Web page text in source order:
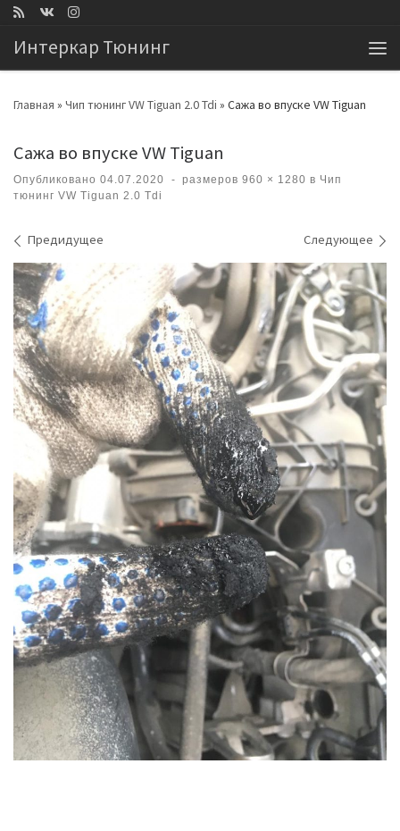
Интеркар Тюнинг
Главная » Чип тюнинг VW Tiguan 2.0 Tdi » Сажа во впуске VW Tiguan
Сажа во впуске VW Tiguan
Опубликовано 04.07.2020 - размеров 960 × 1280 в Чип
тюнинг VW Tiguan 2.0 Tdi
Навигация по изображениям
Предидущее Следующее